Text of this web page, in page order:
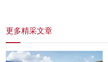
更多精采文章